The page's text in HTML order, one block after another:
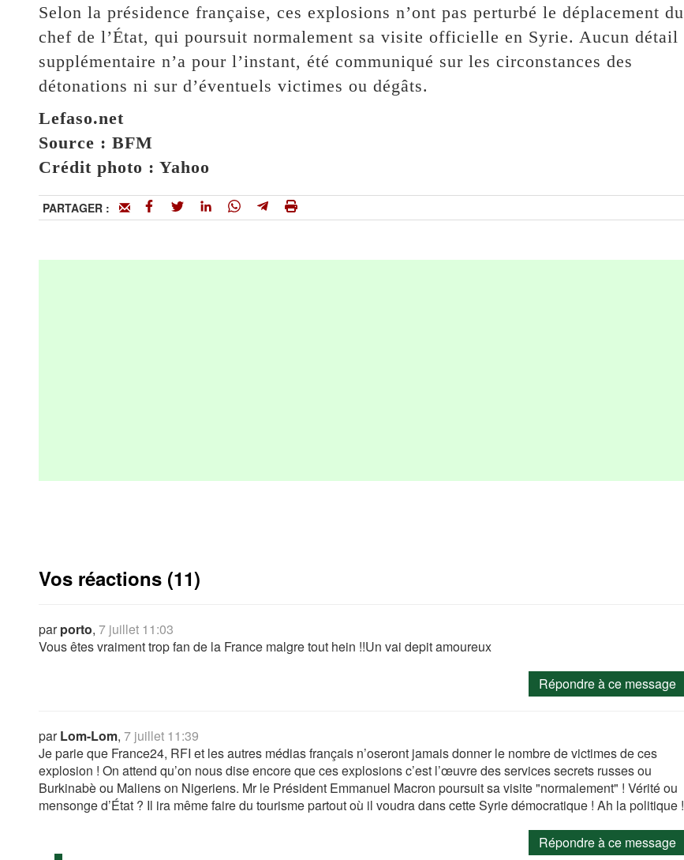
Selon la présidence française, ces explosions n’ont pas perturbé le déplacement du
chef de l’État, qui poursuit normalement sa visite officielle en Syrie. Aucun détail
supplémentaire n’a pour l’instant, été communiqué sur les circonstances des
détonations ni sur d’éventuels victimes ou dégâts.
Lefaso.net
Source : BFM
Crédit photo : Yahoo
PARTAGER :
Vos réactions (11)
parporto, 7 juillet 11:03
Vous êtes vraiment trop fan de la France malgre tout hein !!Un vai depit amoureux
Répondre à ce message
parLom-Lom, 7 juillet 11:39
Je parie que France24, RFI et les autres médias français n’oseront jamais donner le nombre de victimes de ces
explosion ! On attend qu’on nous dise encore que ces explosions c’est l’œuvre des services secrets russes ou
Burkinabè ou Maliens on Nigeriens. Mr le Président Emmanuel Macron poursuit sa visite "normalement" ! Vérité ou
mensonge d’État ? Il ira même faire du tourisme partout où il voudra dans cette Syrie démocratique ! Ah la politique !
Répondre à ce message